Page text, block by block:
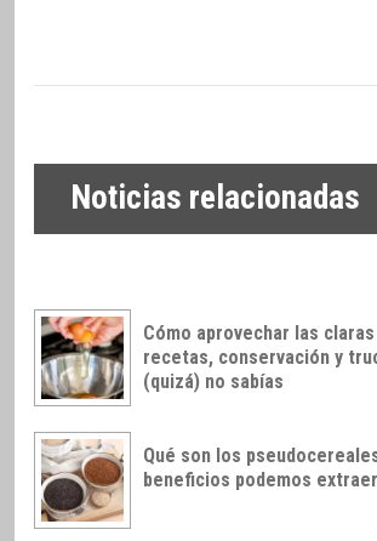
Noticias relacionadas
Cómo aprovechar las
recetas, conservación y
(quizá) no sabías
Qué son los
beneficios podemos